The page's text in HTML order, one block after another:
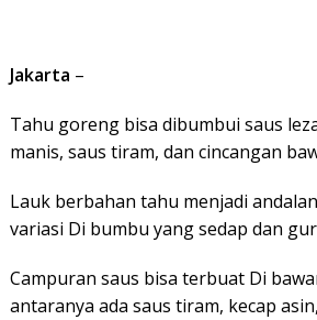
Jakarta –
Tahu goreng bisa dibumbui saus
manis, saus tiram, dan cincangan
Lauk berbahan tahu menjadi
variasi Di bumbu yang sedap dan
Campuran saus bisa terbuat Di
antaranya ada saus tiram, kecap